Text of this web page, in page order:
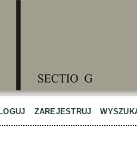
ZAREJESTRUJ